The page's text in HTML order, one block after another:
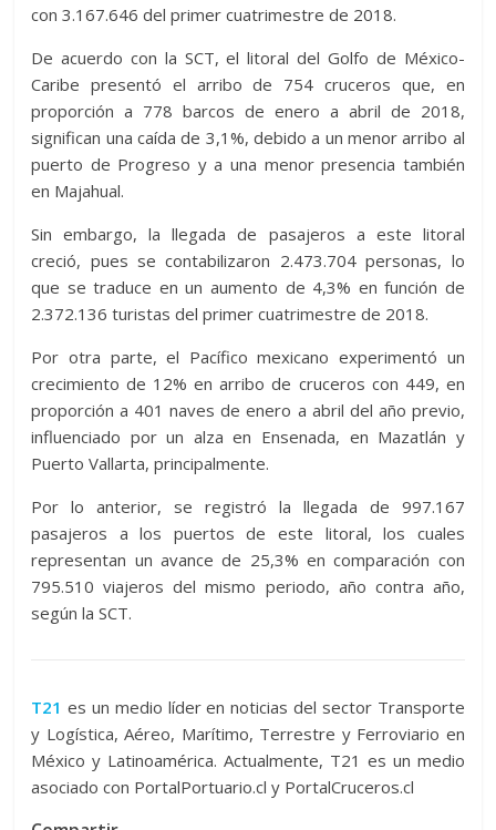
con 3.167.646 del primer cuatrimestre de 2018.
De acuerdo con la SCT, el litoral del Golfo de México-
Caribe presentó el arribo de 754 cruceros que, en
proporción a 778 barcos de enero a abril de 2018,
significan una caída de 3,1%, debido a un menor arribo al
puerto de Progreso y a una menor presencia también
en Majahual.
Sin embargo, la llegada de pasajeros a este litoral
creció, pues se contabilizaron 2.473.704 personas, lo
que se traduce en un aumento de 4,3% en función de
2.372.136 turistas del primer cuatrimestre de 2018.
Por otra parte, el Pacífico mexicano experimentó un
crecimiento de 12% en arribo de cruceros con 449, en
proporción a 401 naves de enero a abril del año previo,
influenciado por un alza en Ensenada, en Mazatlán y
Puerto Vallarta, principalmente.
Por lo anterior, se registró la llegada de 997.167
pasajeros a los puertos de este litoral, los cuales
representan un avance de 25,3% en comparación con
795.510 viajeros del mismo periodo, año contra año,
según la SCT.
T21 es un medio líder en noticias del sector Transporte
y Logística, Aéreo, Marítimo, Terrestre y Ferroviario en
México y Latinoamérica. Actualmente, T21 es un medio
asociado con PortalPortuario.cl y PortalCruceros.cl